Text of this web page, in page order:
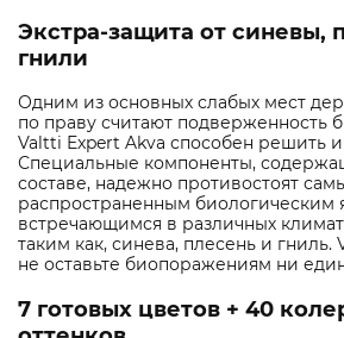
Экстра-защита от синевы,
гнили
Одним из основных слабых мест
по праву считают подверженность
Valtti Expert Akva способен решить
Специальные компоненты,
составе, надежно противостоят
распространенным биологическим
встречающимся в различных
таким как, синева, плесень и гниль.
не оставьте биопоражениям ни
7 готовых цветов + 40